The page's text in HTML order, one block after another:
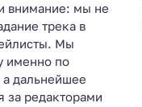
внимание: мы не
трека в
Мы
именно по
а дальнейшее
за редакторами